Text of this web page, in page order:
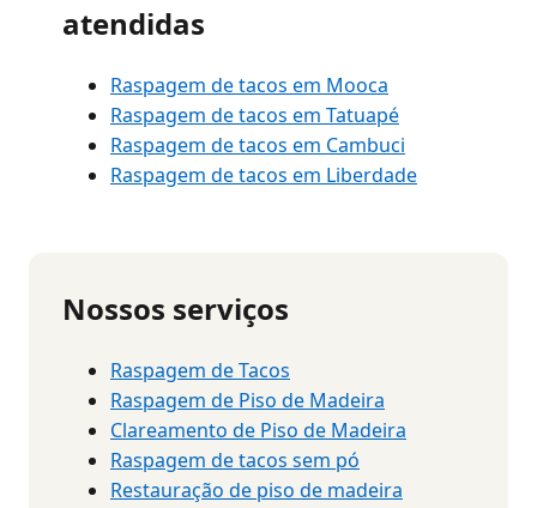
atendidas
Raspagem de tacos em Mooca
Raspagem de tacos em Tatuapé
Raspagem de tacos em Cambuci
Raspagem de tacos em Liberdade
Nossos serviços
Raspagem de Tacos
Raspagem de Piso de Madeira
Clareamento de Piso de Madeira
Raspagem de tacos sem pó
Restauração de piso de madeira